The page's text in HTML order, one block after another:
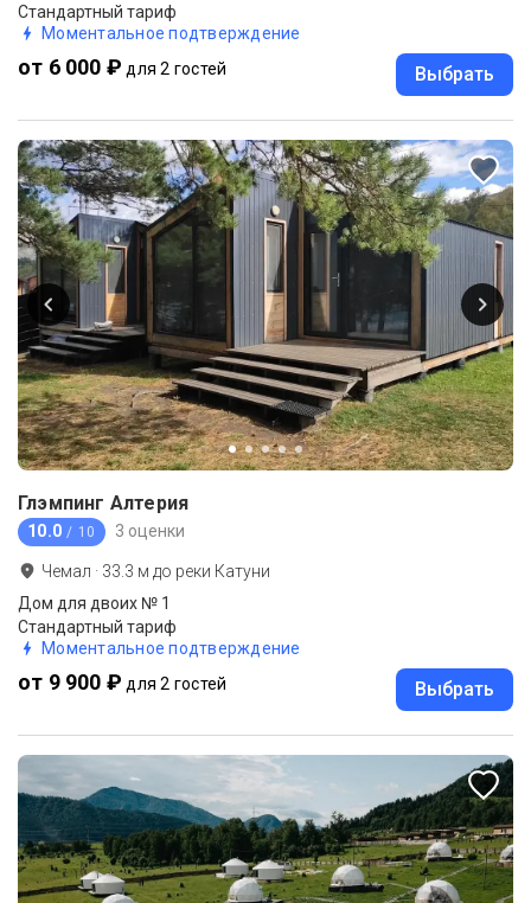
Стандартный тариф
Моментальное подтверждение
от 6 000 ₽ для 2 гостей Выбрать
Глэмпинг Алтерия
10.0 / 10 3 оценки
Чемал · 33.3 м до реки Катуни
Дом для двоих № 1
Стандартный тариф
Моментальное подтверждение
от 9 900 ₽ для 2 гостей Выбрать